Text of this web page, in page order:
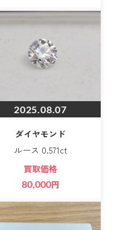
2025.08.07
ダイヤモンド
ルース 0.571ct
買取価格
80,000円